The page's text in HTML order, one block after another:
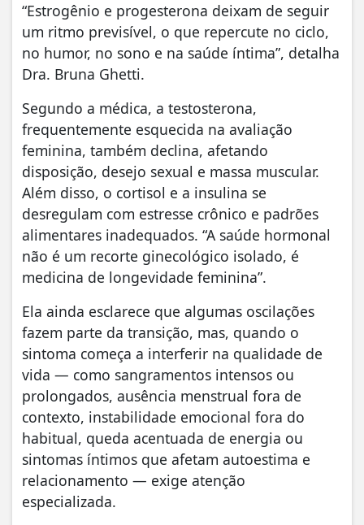
“Estrogênio e progesterona deixam de seguir
um ritmo previsível, o que repercute no ciclo,
no humor, no sono e na saúde íntima”, detalha
Dra. Bruna Ghetti.
Segundo a médica, a testosterona,
frequentemente esquecida na avaliação
feminina, também declina, afetando
disposição, desejo sexual e massa muscular.
Além disso, o cortisol e a insulina se
desregulam com estresse crônico e padrões
alimentares inadequados. “A saúde hormonal
não é um recorte ginecológico isolado, é
medicina de longevidade feminina”.
Ela ainda esclarece que algumas oscilações
fazem parte da transição, mas, quando o
sintoma começa a interferir na qualidade de
vida — como sangramentos intensos ou
prolongados, ausência menstrual fora de
contexto, instabilidade emocional fora do
habitual, queda acentuada de energia ou
sintomas íntimos que afetam autoestima e
relacionamento — exige atenção
especializada.